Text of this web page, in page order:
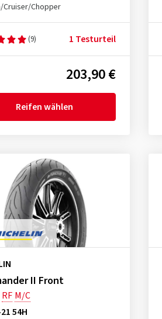
Cruiser/Chopper
(9) 1 Testurteil
203,90 €
Reifen wählen
II Front
RF M/C
54H